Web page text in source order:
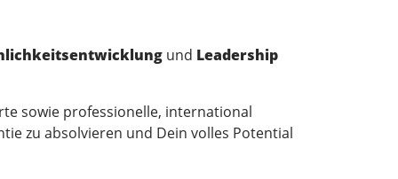
und Leadership
sowie professionelle, international
zu absolvieren und Dein volles Potential